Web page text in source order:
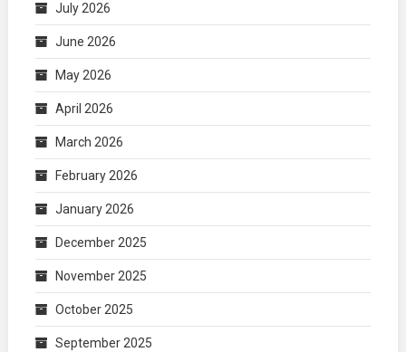
July 2026
June 2026
May 2026
April 2026
March 2026
February 2026
January 2026
December 2025
November 2025
October 2025
September 2025